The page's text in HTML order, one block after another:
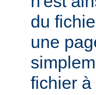
du
une
fichier